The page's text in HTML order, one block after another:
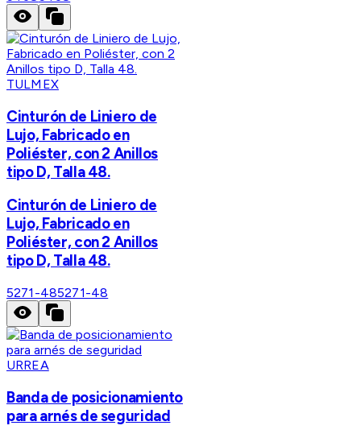
TULMEX
Cinturón de Liniero de
Lujo, Fabricado en
Poliéster, con 2 Anillos
tipo D, Talla 48.
Cinturón de Liniero de
Lujo, Fabricado en
Poliéster, con 2 Anillos
tipo D, Talla 48.
5271-485271-48
URREA
Banda de posicionamiento
para arnés de seguridad